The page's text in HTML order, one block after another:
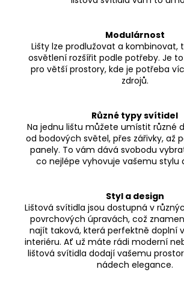
Modulárnost
Lišty lze prodlužovat a kombinovat,
osvětlení rozšířit podle potřeby. Je
pro větší prostory, kde je potřeba
zdrojů.
Různé typy svítidel
Na jednu lištu můžete umístit různé
od bodových světel, přes zářivky, až
panely. To vám dává svobodu
co nejlépe vyhovuje vašemu stylu
Styl a design
Lištová svítidla jsou dostupná v
povrchových úpravách, což
najít taková, která perfektně doplní
interiéru. Ať už máte rádi moderní
lištová svítidla dodají vašemu
nádech elegance.